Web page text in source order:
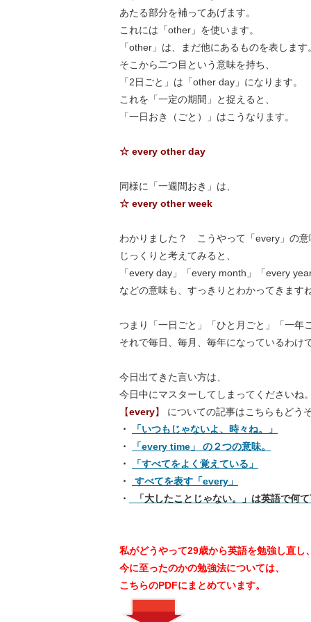
あたる部分を補ってあげます。
これには「other」を使います。
「other」は、まだ他にあるものを表します。
そこから二つ目という意味を持ち、
「2日ごと」は「other day」になります。
これを「一定の期間」と捉えると、
「一日おき（ごと）」はこうなります。
☆ every other day
同様に「一週間おき」は、
☆ every other week
わかりました？ こうやって「every」の意
じっくりと考えてみると、
「every day」「every month」「every year
などの意味も、すっきりとわかってきますね
つまり「一日ごと」「ひと月ごと」「一年
それで毎日、毎月、毎年になっているわけで
今日出てきた言い方は、
今日中にマスターしてしまってくださいね。
【every】
についての記事はこちらもどうぞ
・
「いつもじゃないよ、時々ね。」
・
「every time」 の２つの意味。
・
「すべてをよく覚えている」
・
すべてを表す「every」
・
「大したことじゃない。」は英語で何て
私がどうやって29歳から英語を勉強し直し、
今に至ったのかの勉強法については、
こちらのPDFにまとめています。